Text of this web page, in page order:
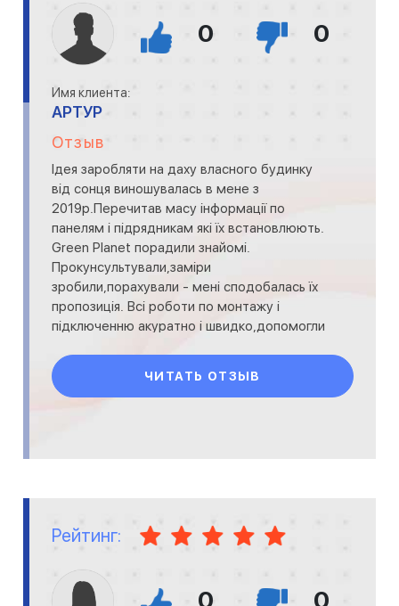
0 0
Имя клиента:
АРТУР
Отзыв
Ідея заробляти на даху власного будинку
від сонця виношувалась в мене з
2019р.Перечитав масу інформації по
панелям і підрядникам які їх встановлюють.
Green Planet порадили знайомі.
Прокунсультували,заміри
зробили,порахували - мені сподобалась їх
пропозиція. Всі роботи по монтажу і
підключенню акуратно і швидко,допомогли
Рекомендую!
ЧИТАТЬ ОТЗЫВ
Рейтинг:
0 0